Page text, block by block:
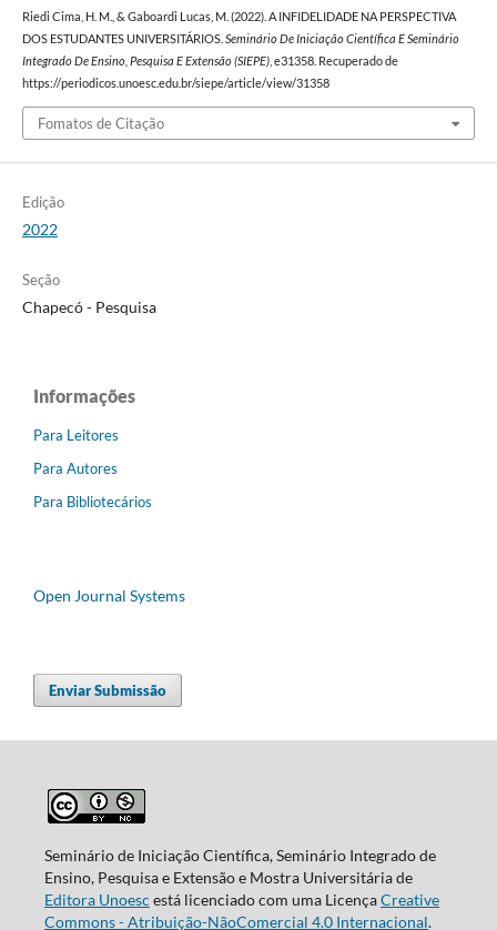
Riedi Cima, H. M., & Gaboardi Lucas, M. (2022). A INFIDELIDADE NA PERSPECTIVA
DOS ESTUDANTES UNIVERSITÁRIOS.Seminário De Iniciação Científica E Seminário
Integrado De Ensino, Pesquisa E Extensão (SIEPE), e31358. Recuperado de
https://periodicos.unoesc.edu.br/siepe/article/view/31358
Fomatos de Citação
Edição
2022
Seção
Chapecó - Pesquisa
Informações
Para Leitores
Para Autores
Para Bibliotecários
Open Journal Systems
Enviar Submissão
Seminário de Iniciação Científica, Seminário Integrado de
Ensino, Pesquisa e Extensão e Mostra Universitária de
Editora Unoesc está licenciado com uma LicençaCreative
Commons - Atribuição-NãoComercial 4.0 Internacional.